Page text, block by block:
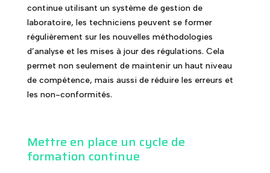
continue utilisant un système de gestion de
laboratoire, les techniciens peuvent se former
régulièrement sur les nouvelles méthodologies
d’analyse et les mises à jour des régulations. Cela
permet non seulement de maintenir un haut niveau
de compétence, mais aussi de réduire les erreurs et
les non-conformités.
Mettre en place un cycle de
formation continue